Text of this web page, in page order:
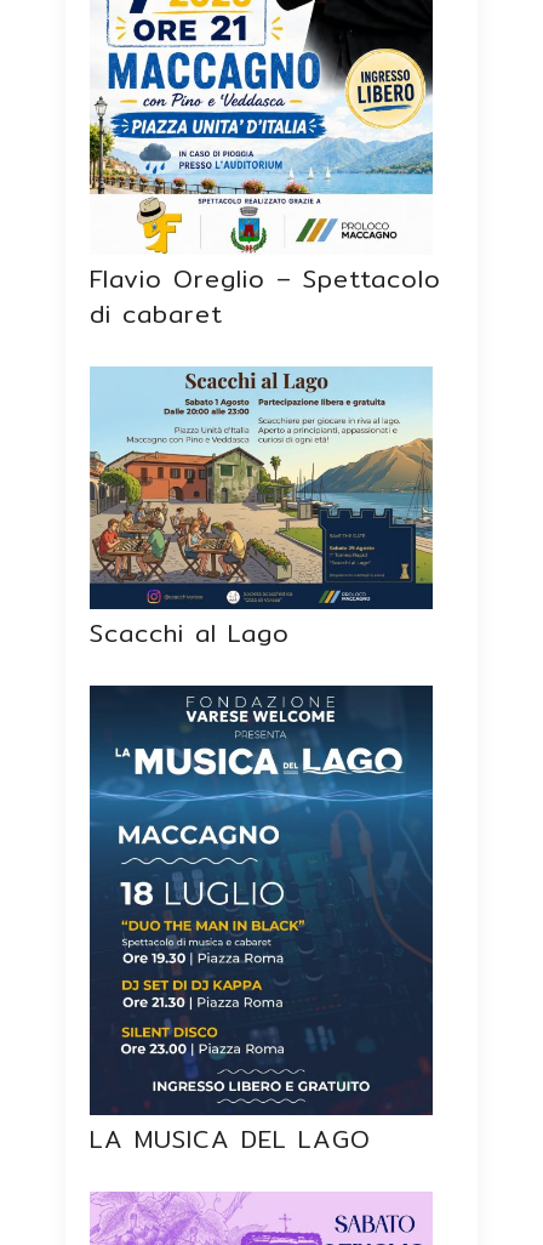
Flavio Oreglio – Spettacolo
di cabaret
Scacchi al Lago
LA MUSICA DEL LAGO